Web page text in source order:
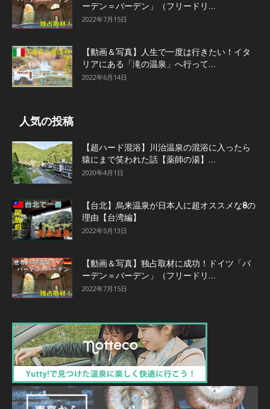
ーデン＝バーデン」（フリードリ...
2022年7月15日
【動画＆写真】人生で一度は行きたい！イタ
リアにある「滝の温泉」へ行って...
2022年6月14日
人気の投稿
【超ハード混浴】川治温泉の混浴に入ったら
猿にまで笑われた話【薬師の湯】...
2020年4月1日
【台北】烏来温泉が日本人に超オススメな8の
理由【台湾編】
2022年5月13日
【動画＆写真】独占取材に成功！ドイツ「バ
ーデン＝バーデン」（フリードリ...
2022年7月15日